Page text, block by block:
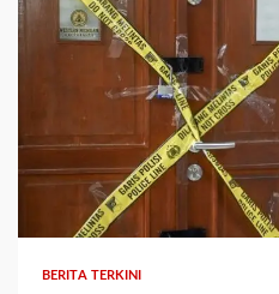
BERITA TERKINI